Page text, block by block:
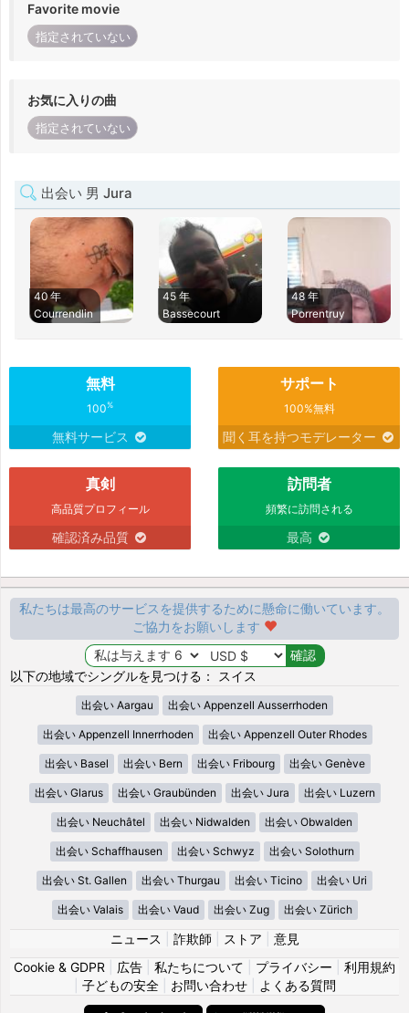
Favorite movie
指定されていない
お気に入りの曲
指定されていない
出会い 男 Jura
40 年
Courrendlin
45 年
Bassecourt
48 年
Porrentruy
無料
100%
無料サービス
サポート
100%無料
聞く耳を持つモデレーター
真剣
高品質プロフィール
確認済み品質
訪問者
頻繁に訪問される
最高
私たちは最高のサービスを提供するために懸命に働いています。
ご協力をお願いします
以下の地域でシングルを見つける： スイス
出会い Aargau 出会い Appenzell Ausserrhoden
出会い Appenzell Innerrhoden 出会い Appenzell Outer Rhodes
出会い Basel 出会い Bern 出会い Fribourg 出会い Genève
出会い Glarus 出会い Graubünden 出会い Jura 出会い Luzern
出会い Neuchâtel 出会い Nidwalden 出会い Obwalden
出会い Schaffhausen 出会い Schwyz 出会い Solothurn
出会い St. Gallen 出会い Thurgau 出会い Ticino 出会い Uri
出会い Valais 出会い Vaud 出会い Zug 出会い Zürich
ニュース 詐欺師 ストア
意見
Cookie & GDPR
広告 私たちについて プライバシー
利用規約
子どもの安全| お問い合わせ| よくある質問